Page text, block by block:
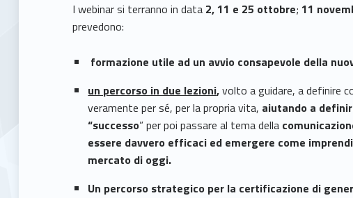
I webinar si terranno in data 2, 11 e 25 ottobre; 11
prevedono:
formazione utile ad un avvio consapevole della
un percorso in due lezioni,volto a guidare, a definire
veramente per sé, per la propria vita, aiutando a
“successo” per poi passare al tema della
essere davvero efficaci ed emergere come
mercato di oggi.
Un percorso strategico per la certificazione di